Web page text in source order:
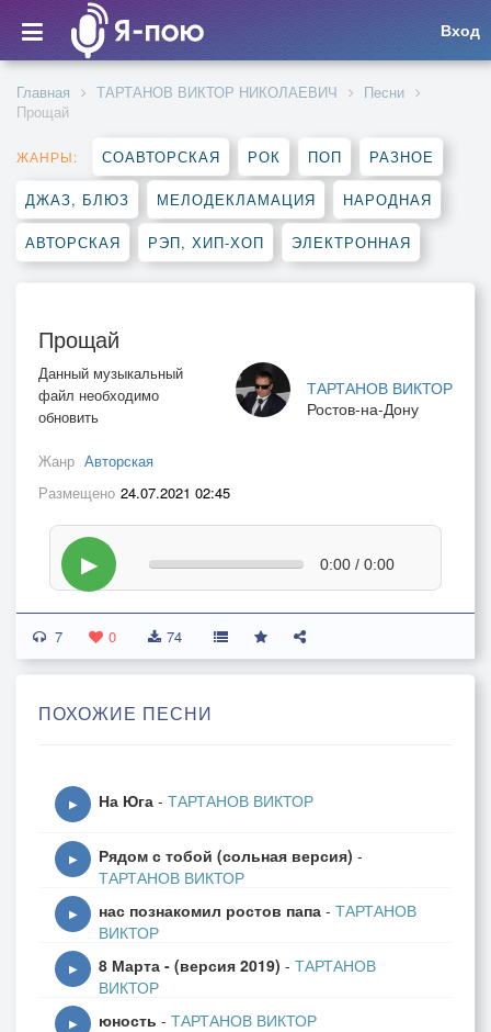
Вход
Главная ТАРТАНОВ ВИКТОР НИКОЛАЕВИЧ
Песни
Прощай
ЖАНРЫ: СОАВТОРСКАЯ РОК ПОП РАЗНОЕ
ДЖАЗ, БЛЮЗ МЕЛОДЕКЛАМАЦИЯ НАРОДНАЯ
АВТОРСКАЯ РЭП, ХИП-ХОП ЭЛЕКТРОННАЯ
Прощай
ТАРТАНОВ ВИКТОР
Ростов-на-Дону
Данный музыкальный
файл необходимо
обновить
Жанр Авторская
Размещено 24.07.2021 02:45
▶ 0:00 / 0:00
7 0 74
ПОХОЖИЕ ПЕСНИ
▶ На Юга - ТАРТАНОВ ВИКТОР
▶ Рядом с тобой (сольная версия) -
ТАРТАНОВ ВИКТОР
▶ нас познакомил ростов папа - ТАРТАНОВ
ВИКТОР
▶ 8 Марта - (версия 2019) - ТАРТАНОВ
ВИКТОР
▶ юность - ТАРТАНОВ ВИКТОР